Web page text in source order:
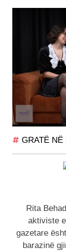
GRATË NË
Rita
aktiviste
gazetare
barazinë